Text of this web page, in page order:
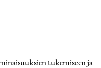
tukemiseen ja